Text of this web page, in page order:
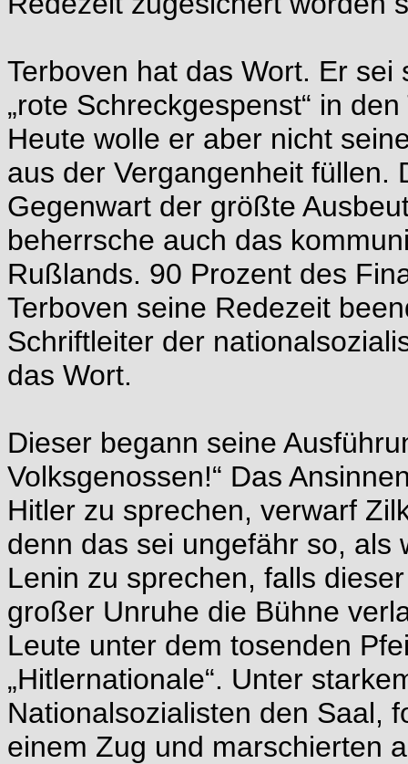
Terboven hat das Wort. Er
„rote Schreckgespenst“ in
Heute wolle er aber nicht
aus der Vergangenheit füllen.
Gegenwart der größte
beherrsche auch das
Rußlands. 90 Prozent des
Terboven seine Redezeit
Schriftleiter der
das Wort.
Dieser begann seine
Volksgenossen!“ Das
Hitler zu sprechen, verwarf
denn das sei ungefähr so, als
Lenin zu sprechen, falls
großer Unruhe die Bühne
Leute unter dem tosenden
„Hitlernationale“. Unter
Nationalsozialisten den Saal,
einem Zug und marschierten